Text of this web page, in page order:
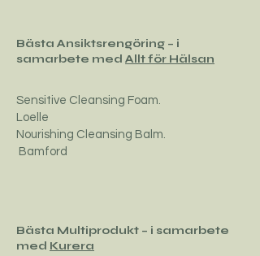
Bästa Ansiktsrengöring – i
samarbete med Allt för Hälsan
Sensitive Cleansing Foam.
Loelle
Nourishing Cleansing Balm.
Bamford
Bästa Multiprodukt – i samarbete
med Kurera